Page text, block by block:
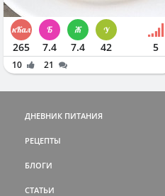
265 7.4 7.4 42 5
10 21
ДНЕВНИК ПИТАНИЯ
РЕЦЕПТЫ
БЛОГИ
СТАТЬИ